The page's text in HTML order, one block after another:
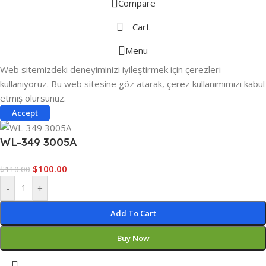
Compare
Cart
Menu
Web sitemizdeki deneyiminizi iyileştirmek için çerezleri
kullanıyoruz. Bu web sitesine göz atarak, çerez kullanımımızı kabul
etmiş olursunuz.
Accept
WL-349 3005A
$110.00 $100.00
-
+
Add To Cart
Buy Now